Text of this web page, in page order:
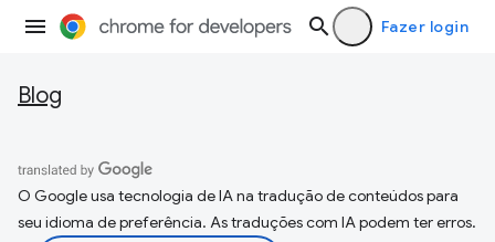
Fazer login
Blog
O Google usa tecnologia de IA na tradução de conteúdos para
seu idioma de preferência. As traduções com IA podem ter erros.